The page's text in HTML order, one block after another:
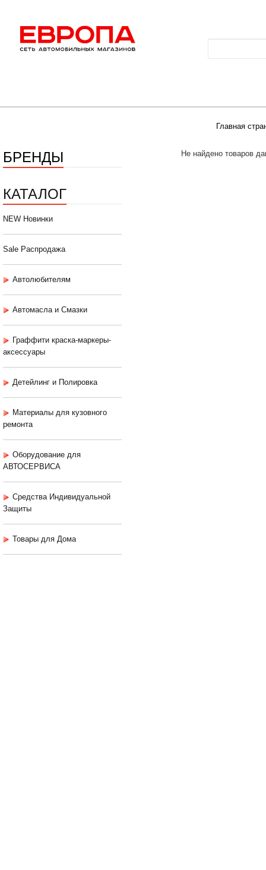
Главная
БРЕНДЫ
КАТАЛОГ
NEW Новинки
Sale Распродажа
Автолюбителям
Автомасла и Смазки
Граффити краска-маркеры-
аксессуары
Детейлинг и Полировка
Материалы для кузовного
ремонта
Оборудование для
АВТОСЕРВИСА
Средства Индивидуальной
Защиты
Товары для Дома
Не найдено товаров